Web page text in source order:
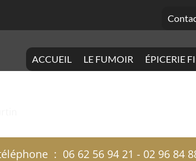
ACCUEIL LE FUMOIR ÉPICERIE
: 06 62 56 94 21 - 02 96 84